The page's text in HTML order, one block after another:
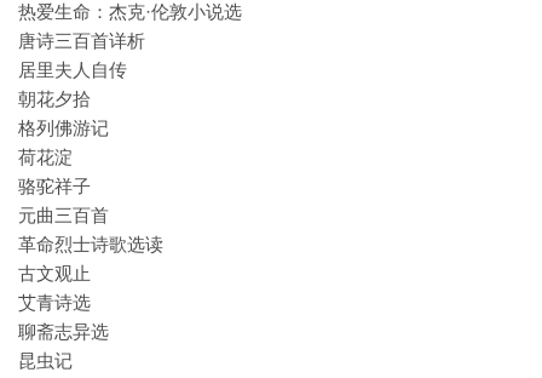
热爱生命：杰克·伦敦小说选
唐诗三百首详析
居里夫人自传
朝花夕拾
格列佛游记
荷花淀
骆驼祥子
元曲三百首
革命烈士诗歌选读
古文观止
艾青诗选
聊斋志异选
昆虫记